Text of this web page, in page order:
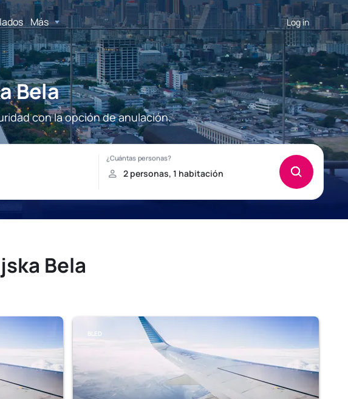
Más Log in
Bela
con la opción de anulación.
Bela
BLED